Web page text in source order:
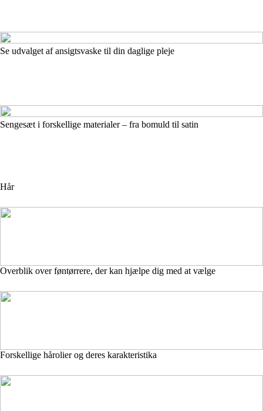
Se udvalget af ansigtsvaske til din daglige pleje
Sengesæt i forskellige materialer – fra bomuld til satin
Hår
Overblik over føntørrere, der kan hjælpe dig med at vælge
Forskellige hårolier og deres karakteristika